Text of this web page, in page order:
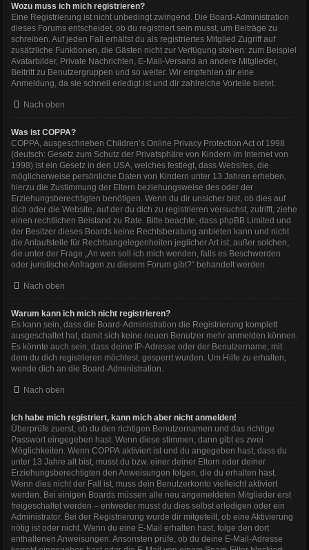
Wozu muss ich mich registrieren?
Eine Registrierung ist nicht unbedingt zwingend. Die Board-Administration
dieses Forums entscheidet, ob du registriert sein musst, um Beiträge zu
schreiben. Auf jeden Fall erhältst du als registriertes Mitglied Zugriff auf
zusätzliche Funktionen, die Gästen nicht zur Verfügung stehen: zum Beispiel
Avatarbilder, Private Nachrichten, E-Mail-Versand an andere Mitglieder,
Beitritt zu Benutzergruppen und so weiter. Wir empfehlen dir eine
Anmeldung, da sie schnell erledigt ist und dir zahlreiche Vorteile bietet.
Nach oben
Was ist COPPA?
COPPA, ausgeschrieben Children’s Online Privacy Protection Act of 1998
(deutsch: Gesetz zum Schutz der Privatsphäre von Kindern im Internet von
1998) ist ein Gesetz in den USA, welches festlegt, dass Websites, die
möglicherweise persönliche Daten von Kindern unter 13 Jahren erheben,
hierzu die Zustimmung der Eltern beziehungsweise des oder der
Erziehungsberechtigten benötigen. Wenn du dir unsicher bist, ob dies auf
dich oder die Website, auf der du dich zu registrieren versuchst, zutrifft, ziehe
einen rechtlichen Beistand zu Rate. Bitte beachte, dass phpBB Limited und
der Besitzer dieses Boards keine Rechtsberatung anbieten kann und nicht
die Anlaufstelle für Rechtsangelegenheiten jeglicher Art ist; außer solchen,
die unter der Frage „An wen soll ich mich wenden, falls es Beschwerden
oder juristische Anfragen zu diesem Forum gibt?“ behandelt werden.
Nach oben
Warum kann ich mich nicht registrieren?
Es kann sein, dass die Board-Administration die Registrierung komplett
ausgeschaltet hat, damit sich keine neuen Benutzer mehr anmelden können.
Es könnte auch sein, dass deine IP-Adresse oder der Benutzername, mit
dem du dich registrieren möchtest, gesperrt wurden. Um Hilfe zu erhalten,
wende dich an die Board-Administration.
Nach oben
Ich habe mich registriert, kann mich aber nicht anmelden!
Überprüfe zuerst, ob du den richtigen Benutzernamen und das richtige
Passwort eingegeben hast. Wenn diese stimmen, dann gibt es zwei
Möglichkeiten. Wenn COPPA aktiviert ist und du angegeben hast, dass du
unter 13 Jahre alt bist, musst du bzw. einer deiner Eltern oder deiner
Erziehungsberechtigten den Anweisungen folgen, die du erhalten hast.
Wenn dies nicht der Fall ist, muss dein Benutzerkonto vielleicht aktiviert
werden. Bei einigen Boards müssen alle neu angemeldeten Mitglieder erst
freigeschaltet werden – entweder musst du dies selbst erledigen oder ein
Administrator. Bei der Registrierung wurde dir mitgeteilt, ob eine Aktivierung
nötig ist oder nicht. Wenn du eine E-Mail erhalten hast, folge den dort
enthaltenen Anweisungen. Ansonsten prüfe, ob du deine E-Mail-Adresse